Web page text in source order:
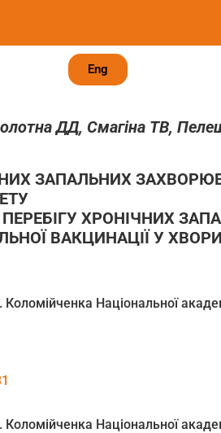
Eng
ДД, Смагіна ТВ,
ЗАПАЛЬНИХ
ХРОНІЧНИХ
ВАКЦИНАЦІЇ У
Національної
Національної